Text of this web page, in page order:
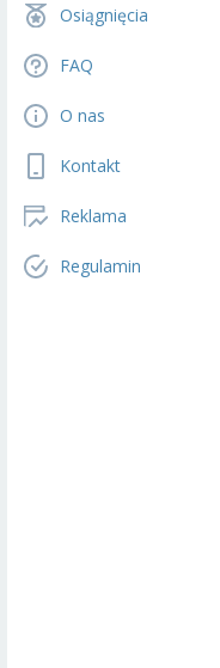
Osiągnięcia
FAQ
O nas
Kontakt
Reklama
Regulamin